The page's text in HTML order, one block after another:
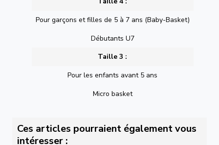
Pour garçons et filles de 5 à 7 ans (Baby-Basket)
Débutants U7
Taille 3 :
Pour les enfants avant 5 ans
Micro basket
Ces articles pourraient également vous
intéresser :